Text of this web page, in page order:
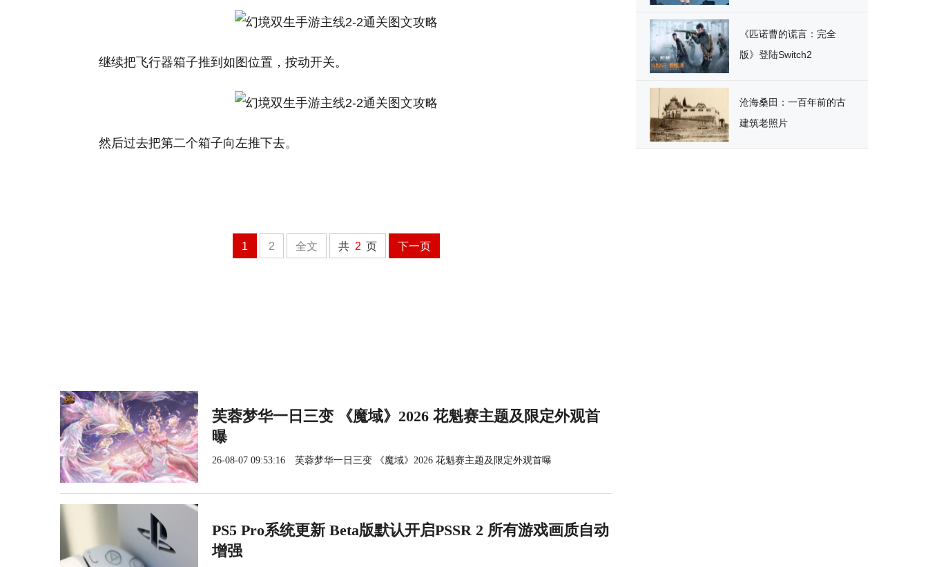
继续把飞行器箱子推到如图位置，按动开关。
然后过去把第二个箱子向左推下去。
1 2 全文 共 2 页 下一页
芙蓉梦华一日三变 《魔域》2026 花魁赛主题及限定外观首
曝
26-08-07 09:53:16 芙蓉梦华一日三变 《魔域》2026 花魁赛主题及限定外观首曝
PS5 Pro系统更新 Beta版默认开启PSSR 2 所有游戏画质自动
增强
《匹诺曹的谎言：完全
版》登陆Switch2
沧海桑田：一百年前的古
建筑老照片